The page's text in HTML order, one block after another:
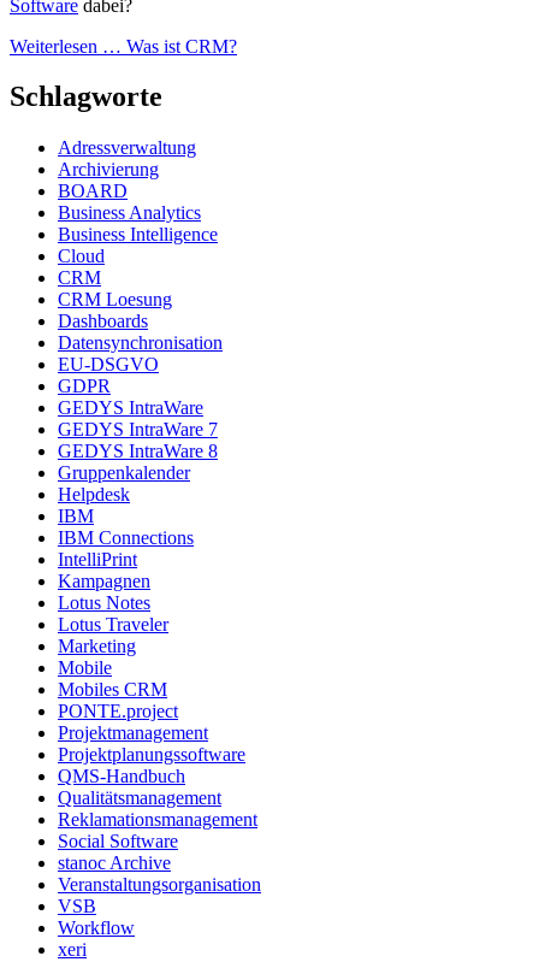
Software dabei?
Weiterlesen … Was ist CRM?
Schlagworte
Adressverwaltung
Archivierung
BOARD
Business Analytics
Business Intelligence
Cloud
CRM
CRM Loesung
Dashboards
Datensynchronisation
EU-DSGVO
GDPR
GEDYS IntraWare
GEDYS IntraWare 7
GEDYS IntraWare 8
Gruppenkalender
Helpdesk
IBM
IBM Connections
IntelliPrint
Kampagnen
Lotus Notes
Lotus Traveler
Marketing
Mobile
Mobiles CRM
PONTE.project
Projektmanagement
Projektplanungssoftware
QMS-Handbuch
Qualitätsmanagement
Reklamationsmanagement
Social Software
stanoc Archive
Veranstaltungsorganisation
VSB
Workflow
xeri